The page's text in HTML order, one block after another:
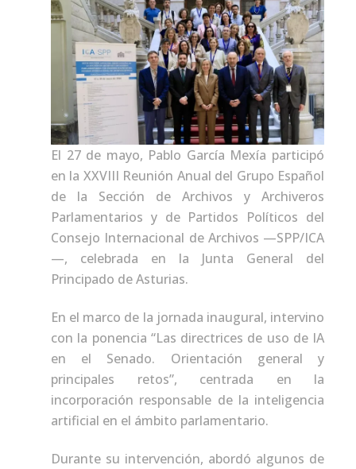
El 27 de mayo, Pablo García Mexía participó
en la XXVIII Reunión Anual del Grupo Español
de la Sección de Archivos y Archiveros
Parlamentarios y de Partidos Políticos del
Consejo Internacional de Archivos —SPP/ICA
—, celebrada en la Junta General del
Principado de Asturias.
En el marco de la jornada inaugural, intervino
con la ponencia “Las directrices de uso de IA
en el Senado. Orientación general y
principales retos”, centrada en la
incorporación responsable de la inteligencia
artificial en el ámbito parlamentario.
Durante su intervención, abordó algunos de